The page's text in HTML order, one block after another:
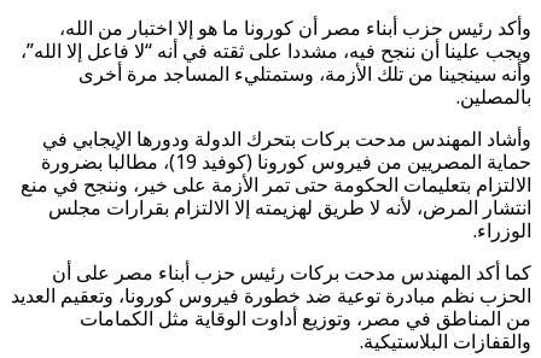
وأكد رئيس حزب أبناء مصر أن كورونا ما هو إلا اختبار من الله،
ويجب علينا أن ننجح فيه، مشددا على ثقته في أنه “لا فاعل إلا الله”،
وأنه سينجينا من تلك الأزمة، وستمتليء المساجد مرة أخرى
بالمصلين.
وأشاد المهندس مدحت بركات بتحرك الدولة ودورها الإيجابي في
حماية المصريين من فيروس كورونا (كوفيد 19)، مطالبا بضرورة
الالتزام بتعليمات الحكومة حتى تمر الأزمة على خير، وننجح في منع
انتشار المرض، لأنه لا طريق لهزيمته إلا الالتزام بقرارات مجلس
الوزراء.
كما أكد المهندس مدحت بركات رئيس حزب أبناء مصر على أن
الحزب نظم مبادرة توعية ضد خطورة فيروس كورونا، وتعقيم العديد
من المناطق في مصر، وتوزيع أداوت الوقاية مثل الكمامات
والقفازات البلاستيكية.